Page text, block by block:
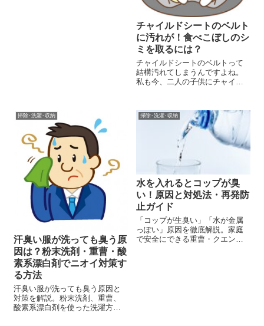
チャイルドシートのベルト
に汚れが！食べこぼしのシ
ミを取るには？
チャイルドシートのベルトって
結構汚れてしまうんですよね。
私も今、二人の子供にチャイル
も子供も手で触れます。 しか
も、シートベルトって取り外し
が出来なかったりするので汚れ
てしまったら洗濯...
掃除･洗濯･収納
汗臭い服が洗っても臭う原
因は？粉末洗剤・重曹・酸
素系漂白剤でニオイ対策す
る方法
汗臭い服が洗っても臭う原因と
対策を解説。粉末洗剤、重曹、
酸素系漂白剤を使った洗濯方
掃除･洗濯･収納
水を入れるとコップが臭
い！原因と対処法・再発防
止ガイド
「コップが生臭い」「水が金属
っぽい」原因を徹底解説。家庭
で安全にできる重曹・クエン酸